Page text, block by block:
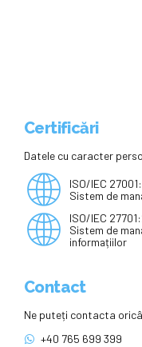
Certificări
Datele cu caracter
ISO/IEC
Sistem de
ISO/IEC
Sistem de
informațiilor
Contact
Ne puteți contacta
+40 765 699 399